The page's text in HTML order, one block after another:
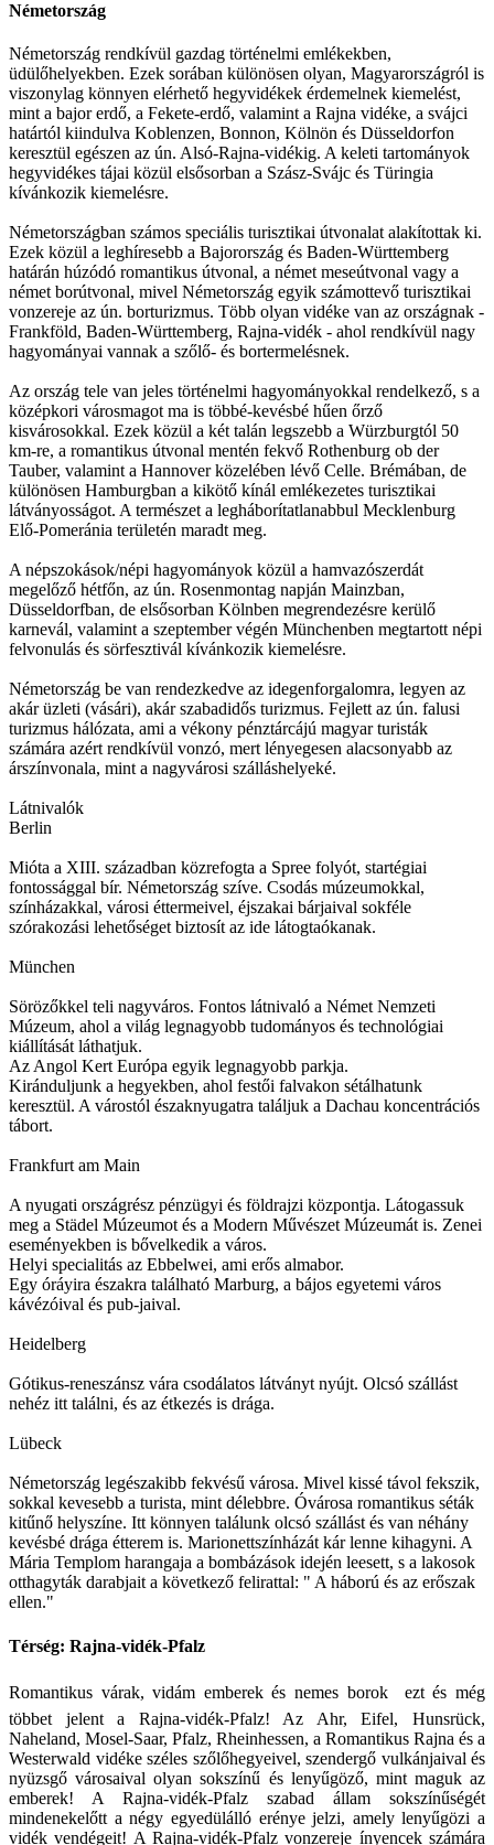
Németország
Németország rendkívül gazdag történelmi emlékekben,
üdülőhelyekben. Ezek sorában különösen olyan, Magyarországról is
viszonylag könnyen elérhető hegyvidékek érdemelnek kiemelést,
mint a bajor erdő, a Fekete-erdő, valamint a Rajna vidéke, a svájci
határtól kiindulva Koblenzen, Bonnon, Kölnön és Düsseldorfon
keresztül egészen az ún. Alsó-Rajna-vidékig. A keleti tartományok
hegyvidékes tájai közül elsősorban a Szász-Svájc és Türingia
kívánkozik kiemelésre.
Németországban számos speciális turisztikai útvonalat alakítottak ki.
Ezek közül a leghíresebb a Bajorország és Baden-Württemberg
határán húzódó romantikus útvonal, a német meseútvonal vagy a
német borútvonal, mivel Németország egyik számottevő turisztikai
vonzereje az ún. borturizmus. Több olyan vidéke van az országnak -
Frankföld, Baden-Württemberg, Rajna-vidék - ahol rendkívül nagy
hagyományai vannak a szőlő- és bortermelésnek.
Az ország tele van jeles történelmi hagyományokkal rendelkező, s a
középkori városmagot ma is többé-kevésbé hűen őrző
kisvárosokkal. Ezek közül a két talán legszebb a Würzburgtól 50
km-re, a romantikus útvonal mentén fekvő Rothenburg ob der
Tauber, valamint a Hannover közelében lévő Celle. Brémában, de
különösen Hamburgban a kikötő kínál emlékezetes turisztikai
látványosságot. A természet a legháborítatlanabbul Mecklenburg
Elő-Pomeránia területén maradt meg.
A népszokások/népi hagyományok közül a hamvazószerdát
megelőző hétfőn, az ún. Rosenmontag napján Mainzban,
Düsseldorfban, de elsősorban Kölnben megrendezésre kerülő
karnevál, valamint a szeptember végén Münchenben megtartott népi
felvonulás és sörfesztivál kívánkozik kiemelésre.
Németország be van rendezkedve az idegenforgalomra, legyen az
akár üzleti (vásári), akár szabadidős turizmus. Fejlett az ún. falusi
turizmus hálózata, ami a vékony pénztárcájú magyar turisták
számára azért rendkívül vonzó, mert lényegesen alacsonyabb az
árszínvonala, mint a nagyvárosi szálláshelyeké.
Látnivalók
Berlin
Mióta a XIII. században közrefogta a Spree folyót, startégiai
fontossággal bír. Németország szíve. Csodás múzeumokkal,
színházakkal, városi éttermeivel, éjszakai bárjaival sokféle
szórakozási lehetőséget biztosít az ide látogtaókanak.
München
Sörözőkkel teli nagyváros. Fontos látnivaló a Német Nemzeti
Múzeum, ahol a világ legnagyobb tudományos és technológiai
kiállítását láthatjuk.
Az Angol Kert Európa egyik legnagyobb parkja.
Kiránduljunk a hegyekben, ahol festői falvakon sétálhatunk
keresztül. A várostól északnyugatra találjuk a Dachau koncentrációs
tábort.
Frankfurt am Main
A nyugati országrész pénzügyi és földrajzi központja. Látogassuk
meg a Städel Múzeumot és a Modern Művészet Múzeumát is. Zenei
eseményekben is bővelkedik a város.
Helyi specialitás az Ebbelwei, ami erős almabor.
Egy óráyira északra található Marburg, a bájos egyetemi város
kávézóival és pub-jaival.
Heidelberg
Gótikus-reneszánsz vára csodálatos látványt nyújt. Olcsó szállást
nehéz itt találni, és az étkezés is drága.
Lübeck
Németország legészakibb fekvésű városa. Mivel kissé távol fekszik,
sokkal kevesebb a turista, mint délebbre. Óvárosa romantikus séták
kitűnő helyszíne. Itt könnyen találunk olcsó szállást és van néhány
kevésbé drága étterem is. Marionettszínházát kár lenne kihagyni. A
Mária Templom harangaja a bombázások idején leesett, s a lakosok
otthagyták darabjait a következő felirattal: " A háború és az erőszak
ellen."
Térség: Rajna-vidék-Pfalz
Romantikus várak, vidám emberek és nemes borok  ezt és még
többet jelent a Rajna-vidék-Pfalz! Az Ahr, Eifel, Hunsrück,
Naheland, Mosel-Saar, Pfalz, Rheinhessen, a Romantikus Rajna és a
Westerwald vidéke széles szőlőhegyeivel, szendergő vulkánjaival és
nyüzsgő városaival olyan sokszínű és lenyűgöző, mint maguk az
emberek! A Rajna-vidék-Pfalz szabad állam sokszínűségét
mindenekelőtt a négy egyedülálló erénye jelzi, amely lenyűgözi a
vidék vendégeit! A Rajna-vidék-Pfalz vonzereje ínyencek számára